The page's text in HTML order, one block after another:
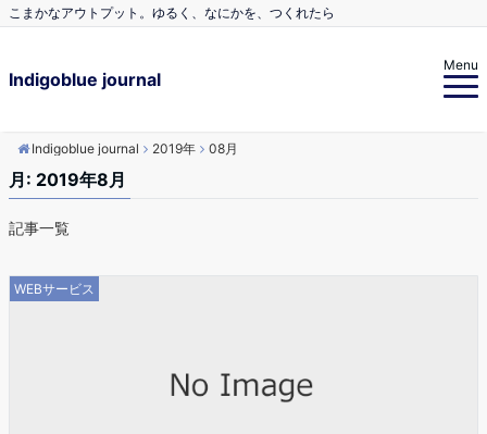
こまかなアウトプット。ゆるく、なにかを、つくれたら
Indigoblue journal
Menu
Indigoblue journal 2019年 08月
月: 2019年8月
記事一覧
WEBサービス